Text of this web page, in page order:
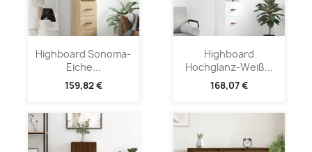
Highboard Sonoma-
Eiche...
159,82 €
Highboard
Hochglanz-Weiß...
168,07 €